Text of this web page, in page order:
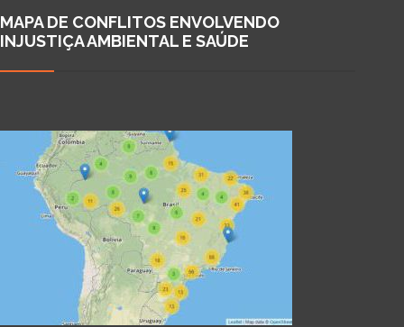
MAPA DE CONFLITOS ENVOLVENDO
INJUSTIÇA AMBIENTAL E SAÚDE